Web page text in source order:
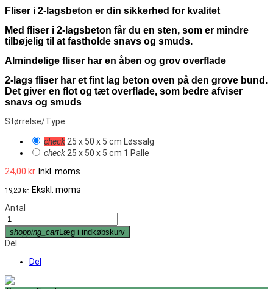
Fliser i 2-lagsbeton er din sikkerhed for kvalitet
Med fliser i 2-lagsbeton får du en sten, som er mindre
tilbøjelig til at fastholde snavs og smuds.
Almindelige fliser har en åben og grov overflade
2-lags fliser har et fint lag beton oven på den grove bund.
Det giver en flot og tæt overflade, som bedre afviser
snavs og smuds
Størrelse/Type:
check25 x 50 x 5 cm Løssalg
check25 x 50 x 5 cm 1 Palle
24,00 kr. Inkl. moms
19,20 kr. Ekskl. moms
Antal
shopping_cartLæg i indkøbskurv
Del
Del